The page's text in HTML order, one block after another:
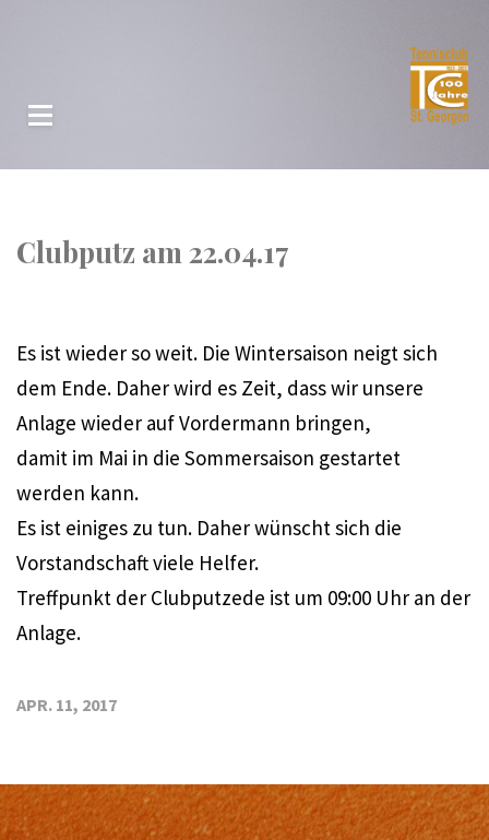
Clubputz am 22.04.17
Es ist wieder so weit. Die Wintersaison neigt sich
dem Ende. Daher wird es Zeit, dass wir unsere
Anlage wieder auf Vordermann bringen,
damit im Mai in die Sommersaison gestartet
werden kann.
Es ist einiges zu tun. Daher wünscht sich die
Vorstandschaft viele Helfer.
Treffpunkt der Clubputzede ist um 09:00 Uhr an der
Anlage.
APR. 11, 2017